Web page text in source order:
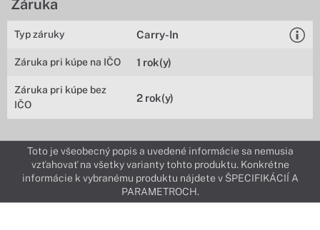
Záruka
Typ záruky Carry-In
Záruka pri kúpe na IČO 1 rok(y)
Záruka pri kúpe bez
IČO
2 rok(y)
Toto je všeobecný popis a uvedené informácie sa nemusia
vzťahovať na všetky varianty tohto produktu. Konkrétne
informácie k vybranému produktu nájdete v ŠPECIFIKÁCIÍ A
PARAMETROCH.